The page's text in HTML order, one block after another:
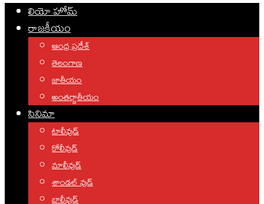
లియో హోమ్
రాజకీయం
ఆంధ్ర ప్రదేశ్
తెలంగాణ
జాతీయం
అంతర్జాతీయం
సినిమా
టాలీవుడ్
కోలీవుడ్
మాలీవుడ్
శాండల్ వుడ్
బాలీవుడ్